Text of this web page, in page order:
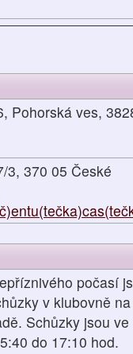
Pohorská ves,
3, 370 05 České
počasí
v klubovně na
Schůzky jsou ve
do 17:10 hod.